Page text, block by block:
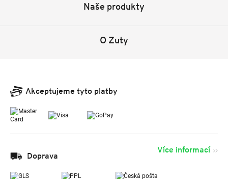
Naše produkty
O Zuty
Akceptujeme tyto platby
Doprava
Více informací